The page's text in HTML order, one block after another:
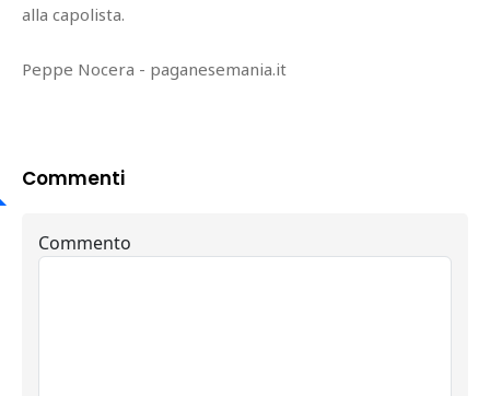
alla capolista.
Peppe Nocera - paganesemania.it
Commenti